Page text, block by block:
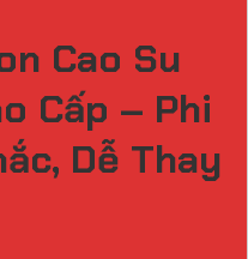
Cao Su
Cấp – Phi
Dễ Thay